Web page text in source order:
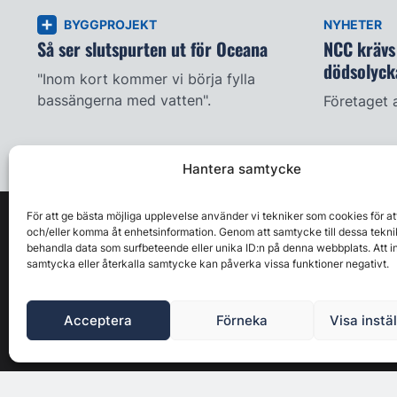
Hantera samtycke
För att ge bästa möjliga upplevelse använder vi tekniker som cookies för
och/eller komma åt enhetsinformation. Genom att samtycke till dessa
behandla data som surfbeteende eller unika ID:n på denna webbplats. Att
samtycka eller återkalla samtycke kan påverka vissa funktioner negativt.
Acceptera Förneka Visa
BYGGPROJEKT
Så ser slutspurten ut för Oceana
"Inom kort kommer vi börja fylla
bassängerna med vatten".
NYHETER
NCC
Företaget